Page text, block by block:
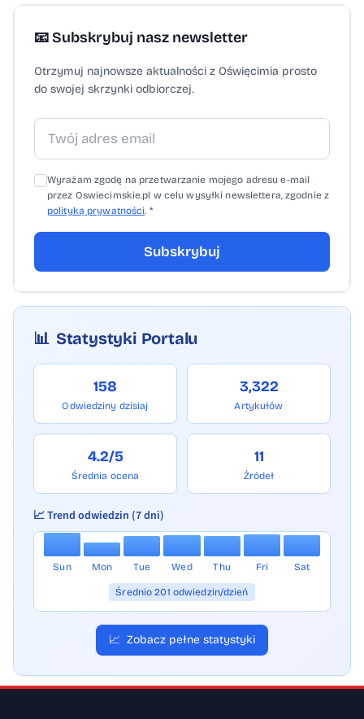
📧 Subskrybuj nasz newsletter
Otrzymuj najnowsze aktualności z Oświęcimia prosto
do swojej skrzynki odbiorczej.
Wyrażam zgodę na przetwarzanie mojego adresu e-mail
przez Oswiecimskie.pl w celu wysyłki newslettera, zgodnie z
polityką prywatności. *
Subskrybuj
📊 Statystyki Portalu
158
Odwiedziny dzisiaj
3,322
Artykułów
4.2/5
Średnia ocena
11
Źródeł
📈 Trend odwiedzin (7 dni)
Sun Mon Tue Wed Thu Fri Sat
Średnio 201 odwiedzin/dzień
📈 Zobacz pełne statystyki